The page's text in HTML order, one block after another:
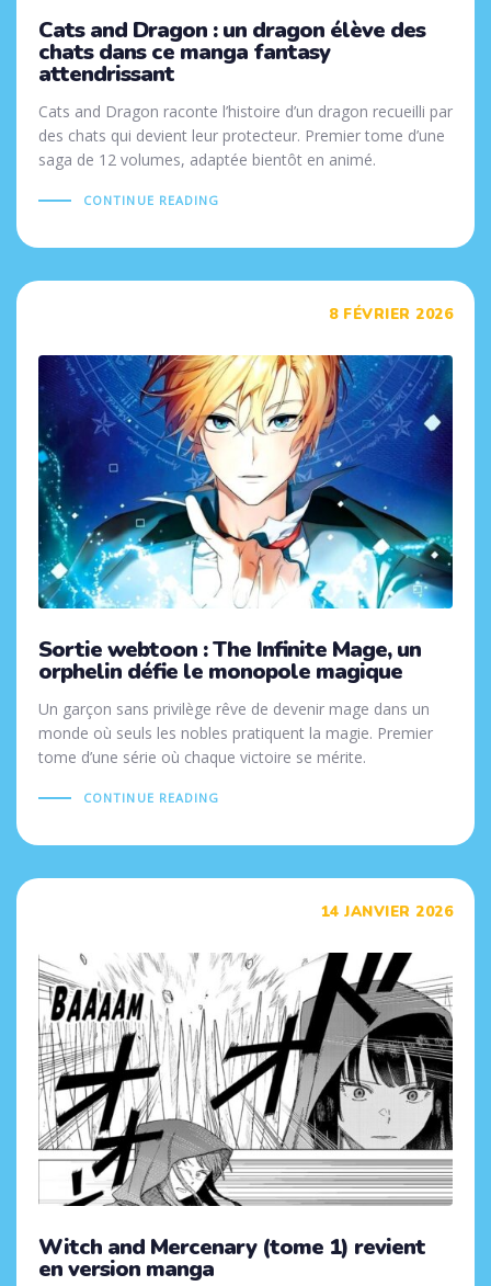
Cats and Dragon : un dragon élève des
chats dans ce manga fantasy
attendrissant
Cats and Dragon raconte l’histoire d’un dragon recueilli par
des chats qui devient leur protecteur. Premier tome d’une
saga de 12 volumes, adaptée bientôt en animé.
CONTINUE READING
8 FÉVRIER 2026
Sortie webtoon : The Infinite Mage, un
orphelin défie le monopole magique
Un garçon sans privilège rêve de devenir mage dans un
monde où seuls les nobles pratiquent la magie. Premier
tome d’une série où chaque victoire se mérite.
CONTINUE READING
14 JANVIER 2026
Witch and Mercenary (tome 1) revient
en version manga